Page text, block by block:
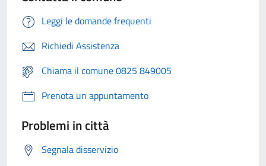
Leggi le domande frequenti
Richiedi Assistenza
Chiama il comune 0825 849005
Prenota un appuntamento
Problemi in città
Segnala disservizio